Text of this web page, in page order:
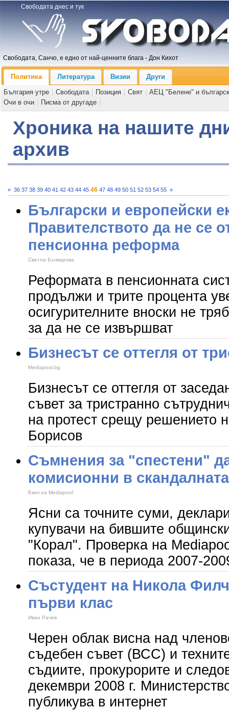
Свободата днес и тук
Свободата, Санчо, е едно от най-ценните блага - Дон Кихот
Политика Литература Визии
Други
България утре
Свободата Позиция Свят
АЕЦ "Белене" и
Очи в очи
Писма от другаде
Хроника на нашите
архив
« 36 37 38 39 40 41 42 43 44 45 46 47 48 49 50 51 52 53 54 55 »
Български и европейски
Правителството да не се
пенсионна реформа
Светла Бъчварова
Реформата в пенсионната
продължи и трите процента
осигурителните вноски не
за да не се извършват
Бизнесът се оттегля от
Mediapool.bg
Бизнесът се оттегля от
съвет за тристранно
на протест срещу решението
Борисов
Съмнения за "спестени"
комисионни в
Екип на Mediapool
Ясни са точните суми,
купувачи на бившите
"Корал". Проверка на
показа, че в периода 2007-
Състудент на Никола
първи клас
Иван Рачев
Черен облак висна над
съдебен съвет (ВСС) и
съдиите, прокурорите и
декември 2008 г.
публикува в интернет